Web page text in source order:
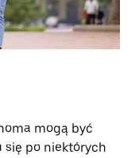
mogą być
się po niektórych